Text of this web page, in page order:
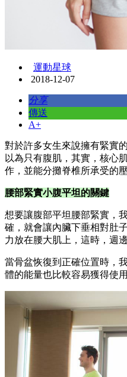
運動星球
2018-12-07
分享
傳送
A+
對於許多女生來說擁有緊實
以為只有腹肌，其實，核心
作，並能分攤脊椎所承受的
腰部緊實小腹平坦的關鍵
想要讓腹部平坦腰部緊實，
確，就會讓內臟下垂相對肚
力放在腰大肌上，這時，週
當骨盆恢復到正確位置時，
體的能量也比較容易獲得使